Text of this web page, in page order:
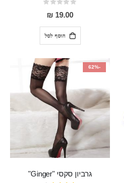
Rating:
0%
19.00 ₪
הוסף לסל
-62%
גרביון סקסי "Ginger"